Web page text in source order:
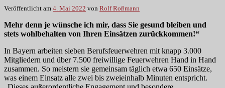
Veröffentlicht am 4. Mai 2022 von Rolf Roßmann
Mehr denn je wünsche ich mir, dass Sie gesund bleiben und
stets wohlbehalten von Ihren Einsätzen zurückkommen!“
In Bayern arbeiten sieben Berufsfeuerwehren mit knapp 3.000
Mitgliedern und über 7.500 freiwillige Feuerwehren Hand in Hand
zusammen. So meistern sie gemeinsam täglich etwa 650 Einsätze,
was einem Einsatz alle zwei bis zweieinhalb Minuten entspricht.